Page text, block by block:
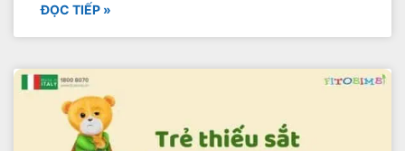
ĐỌC TIẾP »